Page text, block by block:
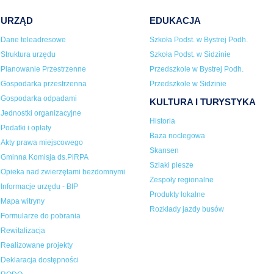
URZĄD
Dane teleadresowe
Struktura urzędu
Planowanie Przestrzenne
Gospodarka przestrzenna
Gospodarka odpadami
Jednostki organizacyjne
Podatki i opłaty
Akty prawa miejscowego
Gminna Komisja ds.PiRPA
Opieka nad zwierzętami bezdomnymi
Informacje urzędu - BIP
Mapa witryny
Formularze do pobrania
Rewitalizacja
Realizowane projekty
Deklaracja dostępności
EDUKACJA
Szkoła Podst. w Bystrej Podh.
Szkoła Podst. w Sidzinie
Przedszkole w Bystrej Podh.
Przedszkole w Sidzinie
KULTURA I TURYSTYKA
Historia
Baza noclegowa
Skansen
Szlaki piesze
Zespoły regionalne
Produkty lokalne
Rozkłady jazdy busów